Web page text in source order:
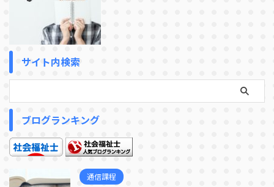
サイト内検索
ブログランキング
通信課程